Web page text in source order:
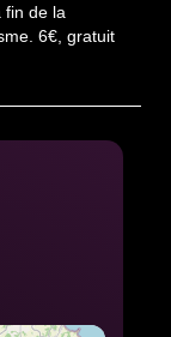
fin de la
6€, gratuit